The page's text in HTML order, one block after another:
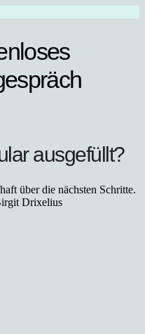
ausgefüllt?
über die nächsten Schritte.
Drixelius